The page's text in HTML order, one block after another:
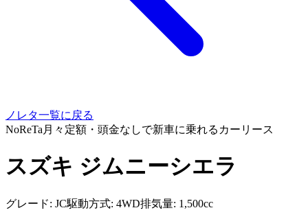
ノレタ一覧に戻る
NoReTa 月々定額・頭金なしで新車に乗れるカーリース
スズキ ジムニーシエラ
グレード: JC駆動方式: 4WD排気量: 1,500cc